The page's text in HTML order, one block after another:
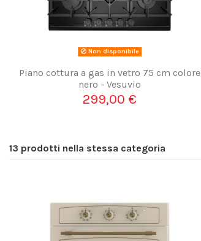
Non disponibile
Piano cottura a gas in vetro 75 cm colore
nero - Vesuvio
299,00 €
13 prodotti nella stessa categoria